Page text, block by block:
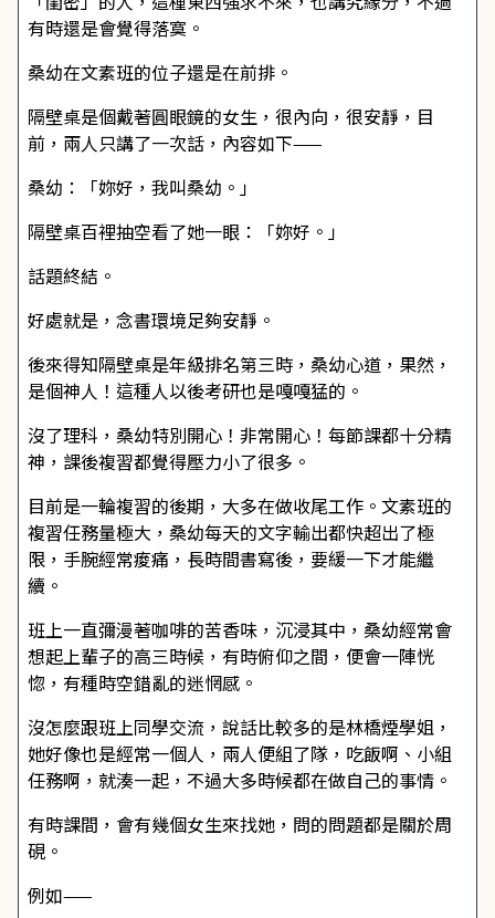
有時還是會覺得落寞。
桑幼在文素班的位子還是在前排。
隔壁桌是個戴著圓眼鏡的女生，很內向，很安靜，目
前，兩人只講了一次話，內容如下——
桑幼：「妳好，我叫桑幼。」
隔壁桌百裡抽空看了她一眼：「妳好。」
話題終結。
好處就是，念書環境足夠安靜。
後來得知隔壁桌是年級排名第三時，桑幼心道，果然，
是個神人！這種人以後考研也是嘎嘎猛的。
沒了理科，桑幼特別開心！非常開心！每節課都十分精
神，課後複習都覺得壓力小了很多。
目前是一輪複習的後期，大多在做收尾工作。文素班的
複習任務量極大，桑幼每天的文字輸出都快超出了極
限，手腕經常痠痛，長時間書寫後，要緩一下才能繼
續。
班上一直彌漫著咖啡的苦香味，沉浸其中，桑幼經常會
想起上輩子的高三時候，有時俯仰之間，便會一陣恍
惚，有種時空錯亂的迷惘感。
沒怎麼跟班上同學交流，說話比較多的是林橋煙學姐，
她好像也是經常一個人，兩人便組了隊，吃飯啊、小組
任務啊，就湊一起，不過大多時候都在做自己的事情。
有時課間，會有幾個女生來找她，問的問題都是關於周
硯。
例如——